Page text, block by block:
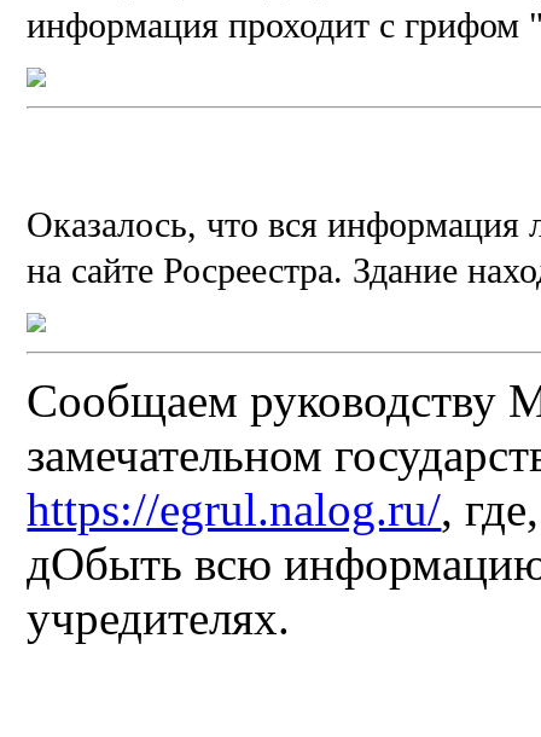
информация проходит с грифом
Оказалось, что вся информация
на сайте Росреестра. Здание
Сообщаем руководству
замечательном
https://egrul.nalog.ru/,
дОбыть всю
учредителях.